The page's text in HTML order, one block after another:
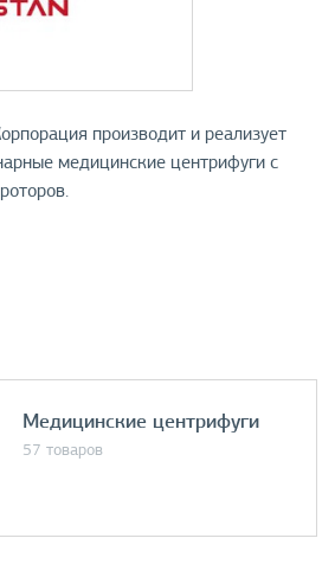
производит и реализует
медицинские центрифуги с
Медицинские центрифуги
57 товаров